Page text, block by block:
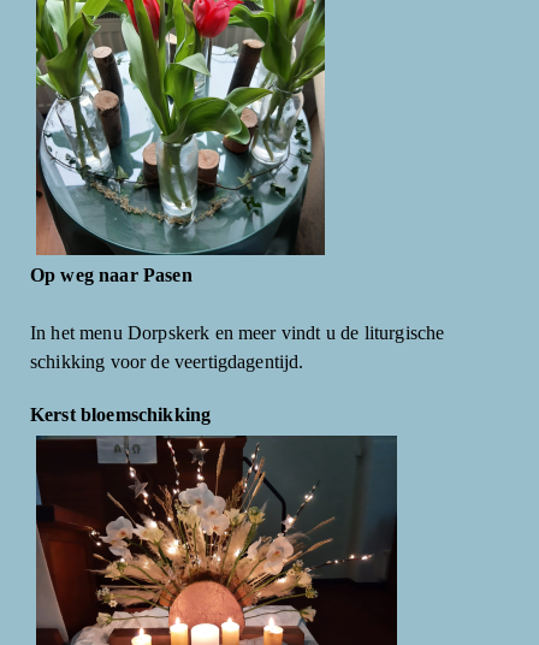
Op weg naar Pasen
In het menu Dorpskerk en meer vindt u de liturgische
schikking voor de veertigdagentijd.
Kerst bloemschikking